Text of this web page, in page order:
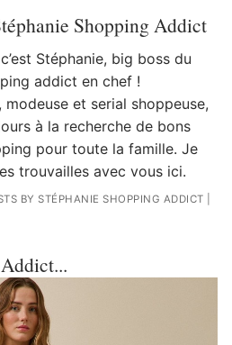
Shopping Addict
Stéphanie, big boss du
addict en chef !
modeuse et serial shoppeuse,
à la recherche de bons
pour toute la famille. Je
trouvailles avec vous ici.
BY STÉPHANIE SHOPPING ADDICT